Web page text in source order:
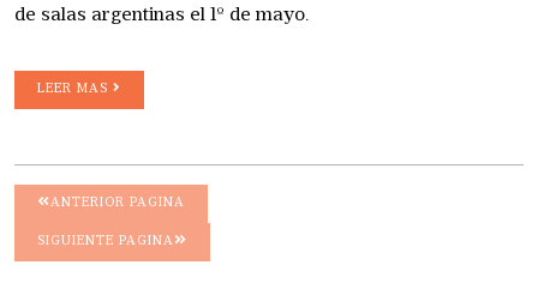
de salas argentinas el 1º de mayo.
LEER MAS
ANTERIOR PAGINA
SIGUIENTE PAGINA